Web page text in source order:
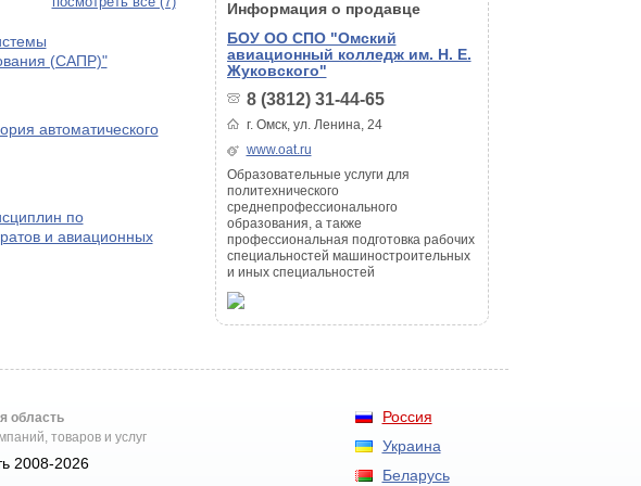
(САПР)"
автоматического
по
и авиационных
Информация о продавце
БОУ ОО СПО "Омский
авиационный колледж им. Н. Е.
Жуковского"
8 (3812) 31-44-65
г. Омск, ул. Ленина, 24
www.oat.ru
Образовательные услуги для
политехнического
среднепрофессионального
образования, а также
профессиональная подготовка рабочих
специальностей машиностроительных
и иных специальностей
Россия
Украина
Беларусь
область
товаров и услуг
2008-2026